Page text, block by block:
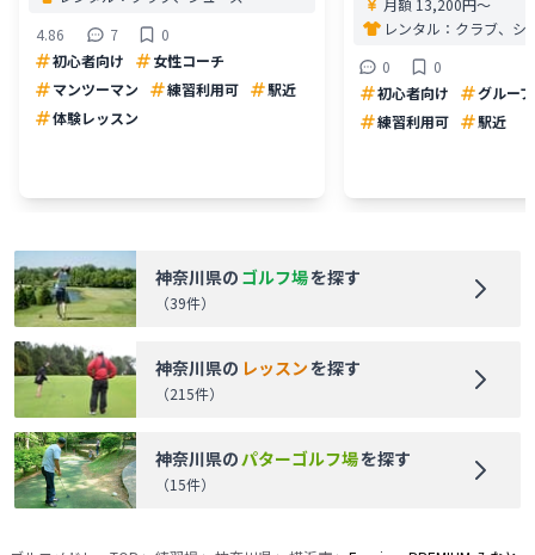
4.86
7
0
初心者向け
女性コーチ
マンツーマン
練習利用可
駅近
体験レッスン
レンタル： クラブ、シ
0
0
初心者向け
グループ
練習利用可
駅近
神奈川県の ゴルフ場を探す
（39件）
神奈川県の レッスンを探す
（215件）
神奈川県の パターゴルフ場を探す
（15件）